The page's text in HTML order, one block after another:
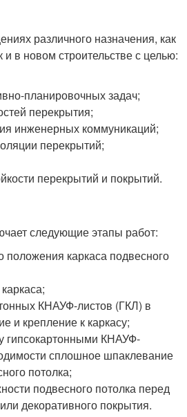
различного назначения, как
и в новом строительстве с целью:
планировочных задач;
перекрытия;
инженерных коммуникаций;
перекрытий;
перекрытий и покрытий.
следующие этапы работ:
положения каркаса подвесного
КНАУФ-листов (ГКЛ) в
и крепление к каркасу;
гипсокартонными КНАУФ-
сплошное шпаклевание
потолка;
подвесного потолка перед
декоративного покрытия.